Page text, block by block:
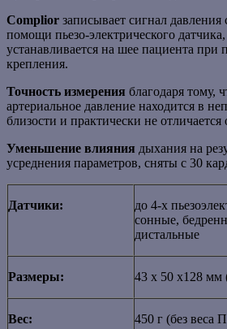
Complior записывает сигнал
помощи пьезо-электрического
устанавливается на шее пациента
крепления.
Точность измерения благодаря тому,
артериальное давление находится в
близости и практически не отличается
Уменьшение влияния дыхания на
усреднения параметров, сняты с 30
Датчики:
до 4-х
сонные,
дистальные
Размеры: 43 x 50 x128
Вес: 450 г (без веса